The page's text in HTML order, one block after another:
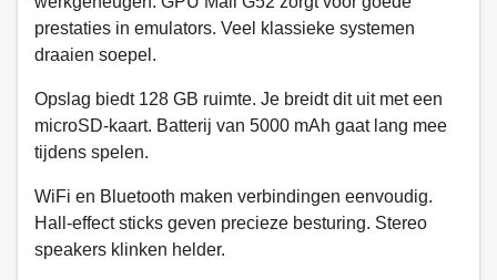
prestaties in emulators. Veel klassieke systemen
draaien soepel.
Opslag biedt 128 GB ruimte. Je breidt dit uit met een
microSD-kaart. Batterij van 5000 mAh gaat lang mee
tijdens spelen.
WiFi en Bluetooth maken verbindingen eenvoudig.
Hall-effect sticks geven precieze besturing. Stereo
speakers klinken helder.